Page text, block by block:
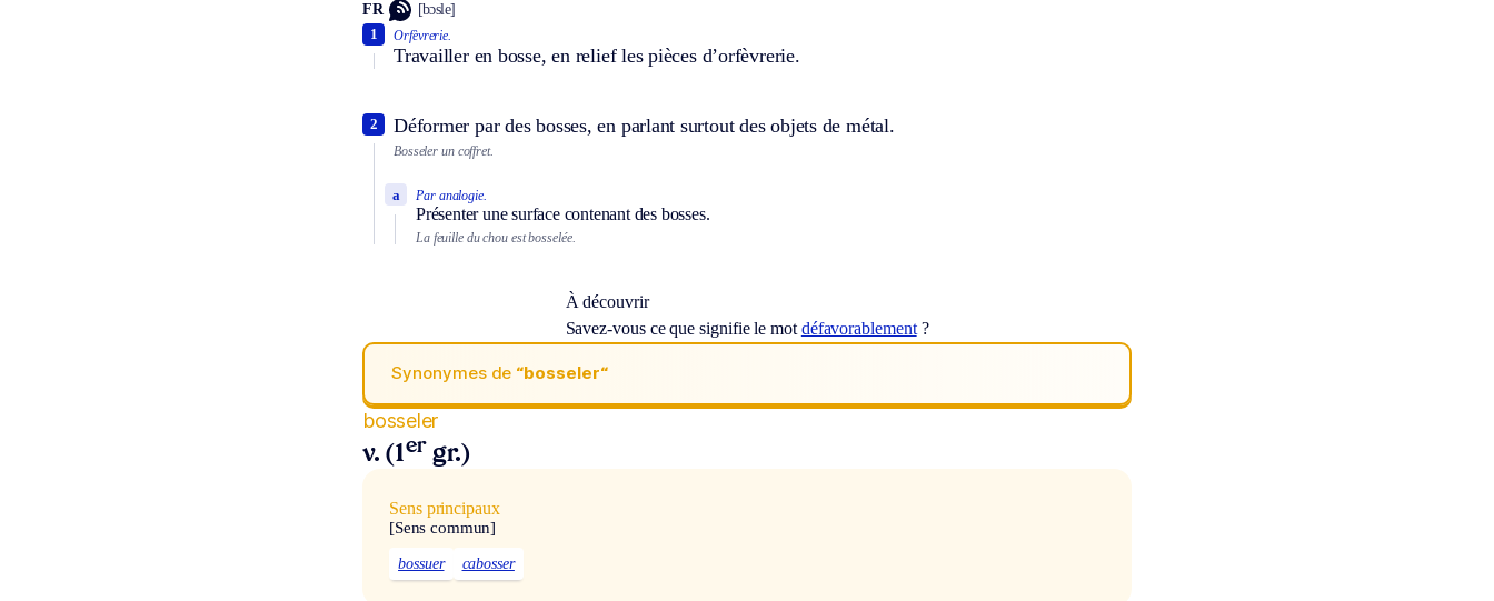
FR [bɔsle]
Orfèvrerie.
Travailler en bosse, en relief les pièces d’orfèvrerie.
1
Déformer par des bosses, en parlant surtout des objets de métal.
2
Bosseler un coffret.
Par analogie.
Présenter une surface contenant des bosses.
a
La feuille du chou est bosselée.
À découvrir
Savez-vous ce que signifie le mot défavorablement?
Synonymes de “bosseler“
bosseler
v. (1er gr.)
Sens principaux
[Sens commun]
bossuer cabosser